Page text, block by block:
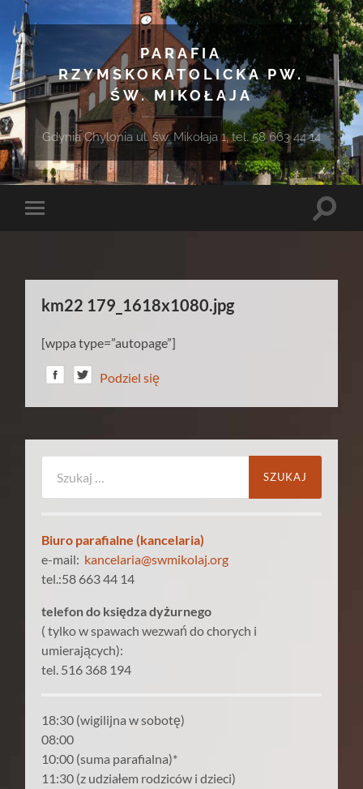
PARAFIA
RZYMSKOKATOLICKA PW.
ŚW. MIKOŁAJA
Gdynia Chylonia ul. św. Mikołaja 1, tel. 58 663 44 14
Toggle
Toggle
km22 179_1618x1080.jpg
[wppa type=”autopage”]
Podziel się
Biuro parafialne (kancelaria)
e-mail: kancelaria@swmikolaj.org
tel.:58 663 44 14
telefon do księdza dyżurnego
( tylko w spawach wezwań do chorych i
umierających):
tel. 516 368 194
18:30 (wigilijna w sobotę)
08:00
10:00 (suma parafialna)*
11:30 (z udziałem rodziców i dzieci)